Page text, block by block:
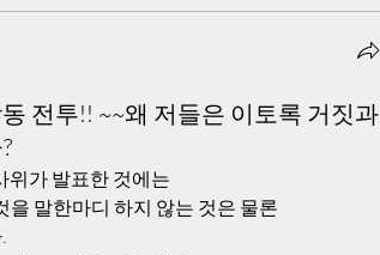
전투!! ~~왜 저들은 이토록 거짓과
위가 발표한 것에는
을 말한마디 하지 않는 것은 물론